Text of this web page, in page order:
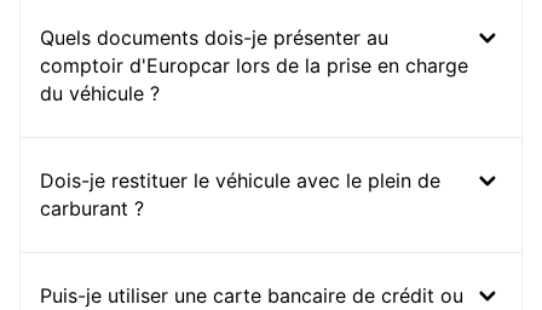
Quels documents dois-je présenter au
comptoir d'Europcar lors de la prise en charge
du véhicule ?
Dois-je restituer le véhicule avec le plein de
carburant ?
Puis-je utiliser une carte bancaire de crédit ou